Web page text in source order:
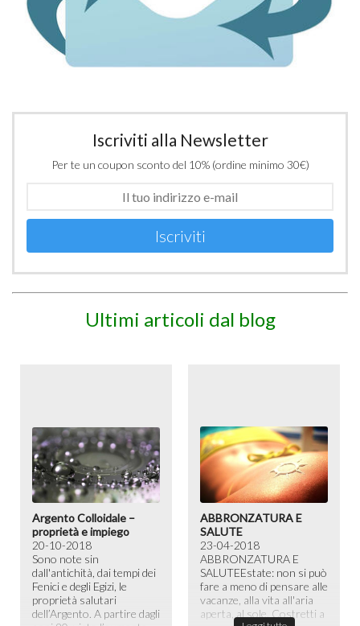
Iscriviti alla Newsletter
Per te un coupon sconto del 10% (ordine minimo 30€)
Iscriviti
Ultimi articoli dal blog
Argento Colloidale –
proprietà e impiego
20-10-2018
Sono note sin
dall'antichità, dai tempi dei
Fenici e degli Egizi, le
proprietà salutari
dell’Argento. A partire dagli
ABBRONZATURA E
SALUTE
23-04-2018
ABBRONZATURA E
SALUTE​ Estate: non si può
fare a meno di pensare alle
vacanze, alla vita all'aria
aperta, al sole. Costretti a